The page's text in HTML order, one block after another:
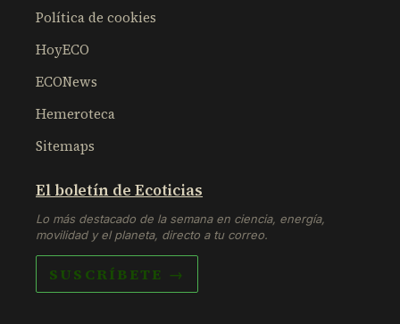
Política de cookies
HoyECO
ECONews
Hemeroteca
Sitemaps
El boletín de Ecoticias
Lo más destacado de la semana en ciencia, energía,
movilidad y el planeta, directo a tu correo.
SUSCRÍBETE →